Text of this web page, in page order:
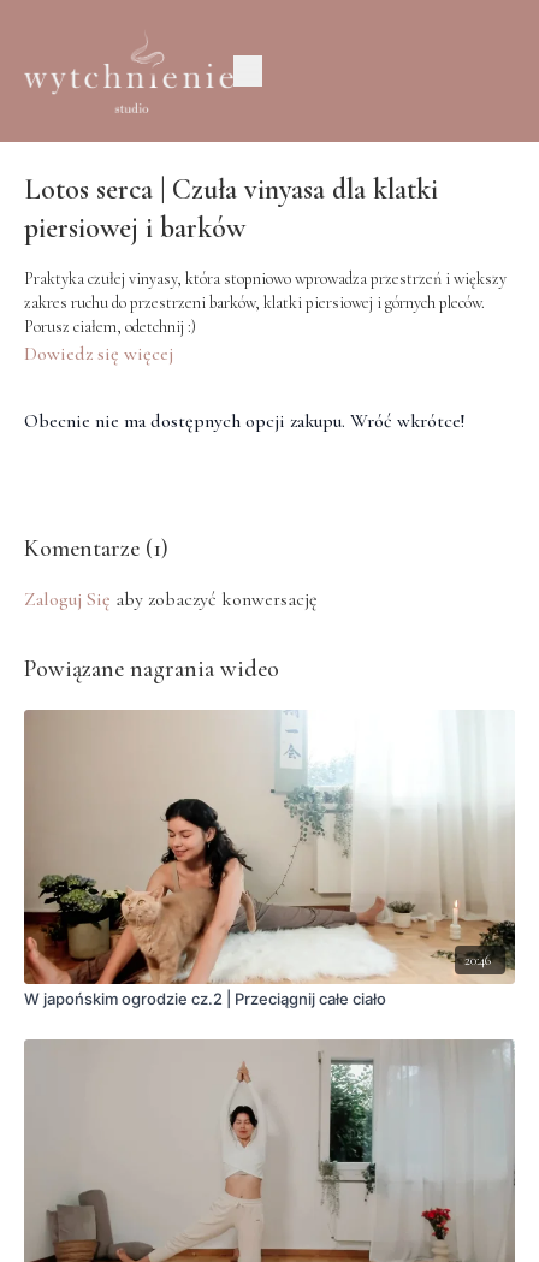
Lotos serca | Czuła vinyasa dla klatki
piersiowej i barków
Praktyka czułej vinyasy, która stopniowo wprowadza przestrzeń i większy
zakres ruchu do przestrzeni barków, klatki piersiowej i górnych pleców.
Porusz ciałem, odetchnij :)
Dowiedz się więcej
Obecnie nie ma dostępnych opcji zakupu. Wróć wkrótce!
Komentarze (1)
Zaloguj Się aby zobaczyć konwersację
Powiązane nagrania wideo
20:46
W japońskim ogrodzie cz.2 | Przeciągnij całe ciało